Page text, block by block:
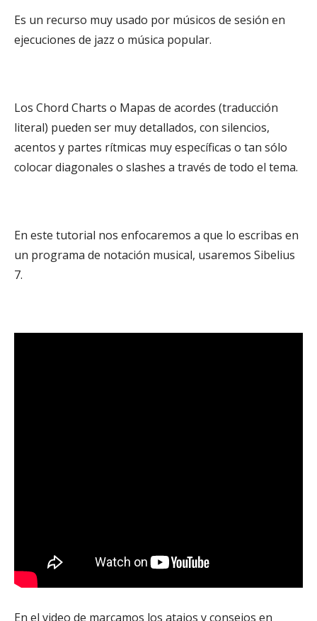
Es un recurso muy usado por músicos de sesión en
ejecuciones de jazz o música popular.
Los Chord Charts o Mapas de acordes (traducción
literal) pueden ser muy detallados, con silencios,
acentos y partes rítmicas muy específicas o tan sólo
colocar diagonales o slashes a través de todo el tema.
En este tutorial nos enfocaremos a que lo escribas en
un programa de notación musical, usaremos Sibelius
7.
En el video de marcamos los atajos y consejos en